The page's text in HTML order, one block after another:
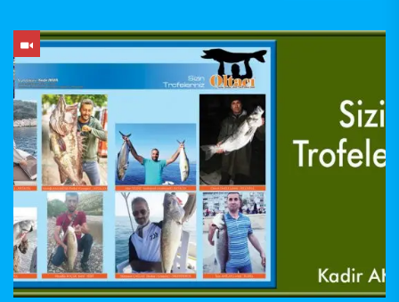
sanctus est Lorem ipsum dolor sit amet. sed diam voluptua.